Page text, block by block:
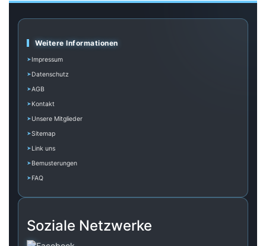
Weitere Informationen
Impressum
Datenschutz
AGB
Kontakt
Unsere Mitglieder
Sitemap
Link uns
Bemusterungen
FAQ
Soziale Netzwerke